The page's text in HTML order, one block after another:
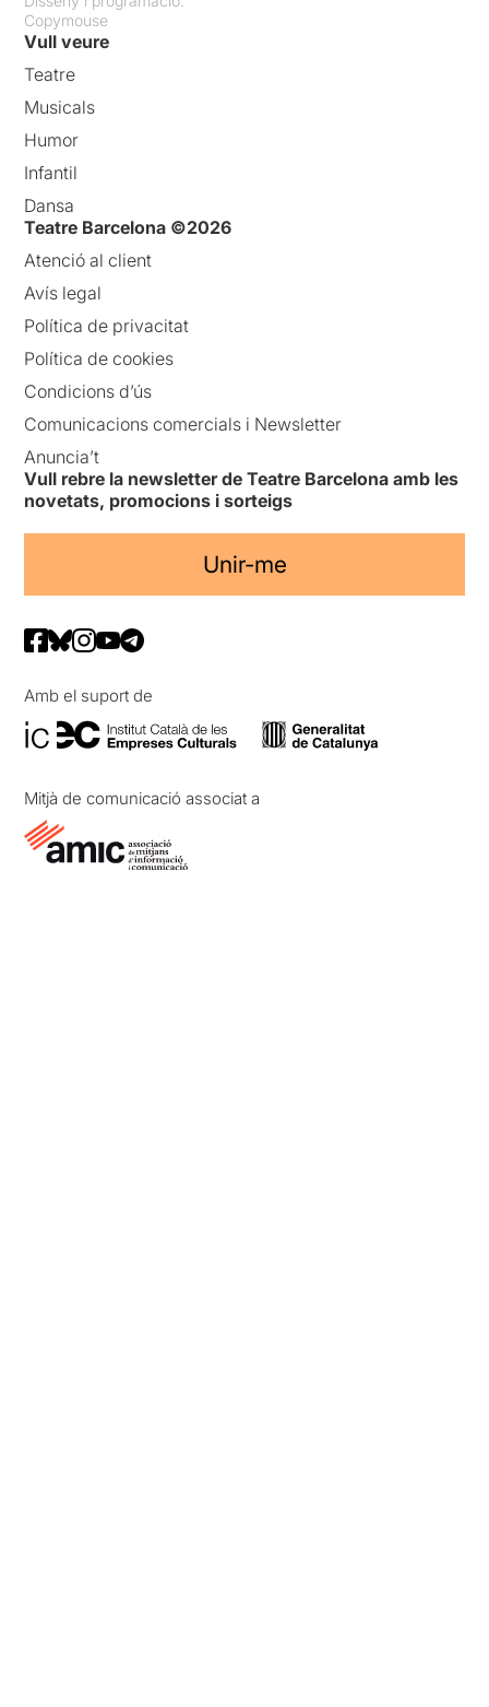
Copymouse
Vull veure
Teatre
Musicals
Humor
Infantil
Dansa
Teatre Barcelona ©2026
Atenció al client
Avís legal
Política de privacitat
Política de cookies
Condicions d’ús
Comunicacions comercials i Newsletter
Anuncia’t
Vull rebre la newsletter de Teatre Barcelona amb les
novetats, promocions i sorteigs
Unir-me
Amb el suport de
Mitjà de comunicació associat a